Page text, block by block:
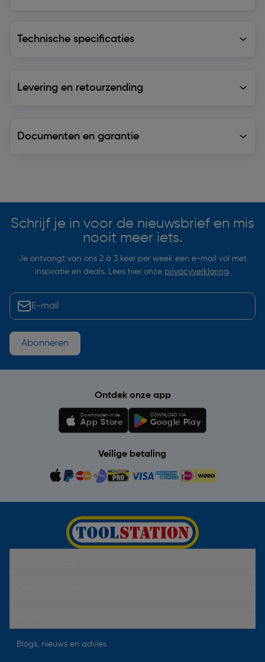
Technische specificaties
Levering en retourzending
Documenten en garantie
Schrijf je in voor de nieuwsbrief en mis
nooit meer iets.
Je ontvangt van ons 2 à 3 keer per week een e-mail vol met
inspiratie en deals. Lees hier onze privacyverklaring.
Abonneren
Ontdek onze app
Downloaden in de
App Store
DOWNLOAD VIA
Google Play
Veilige betaling
Blogs, nieuws en advies